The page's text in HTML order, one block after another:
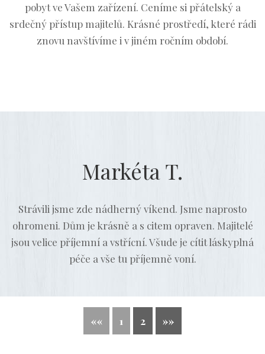
pobyt ve Vašem zařízení. Ceníme si přátelský a
srdečný přístup majitelů. Krásné prostředí, které rádi
znovu navštívíme i v jiném ročním období.
Markéta T.
Strávili jsme zde nádherný víkend. Jsme naprosto
ohromeni. Dům je krásně a s citem opraven. Majitelé
jsou velice příjemní a vstřícní. Všude je cítit láskyplná
péče a vše tu příjemně voní.
«« 1 2 »»